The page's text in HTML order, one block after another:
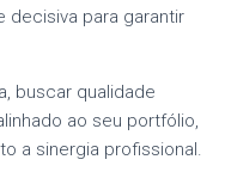
decisiva para garantir
buscar qualidade
ao seu portfólio,
a sinergia profissional.